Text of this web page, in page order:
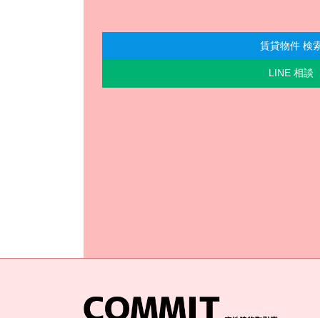
賃貸物件 検
LINE 相談